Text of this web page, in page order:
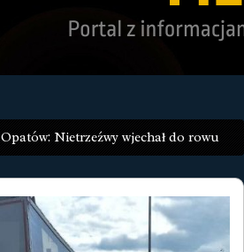
Opatów: Nietrzeźwy wjechał do rowu